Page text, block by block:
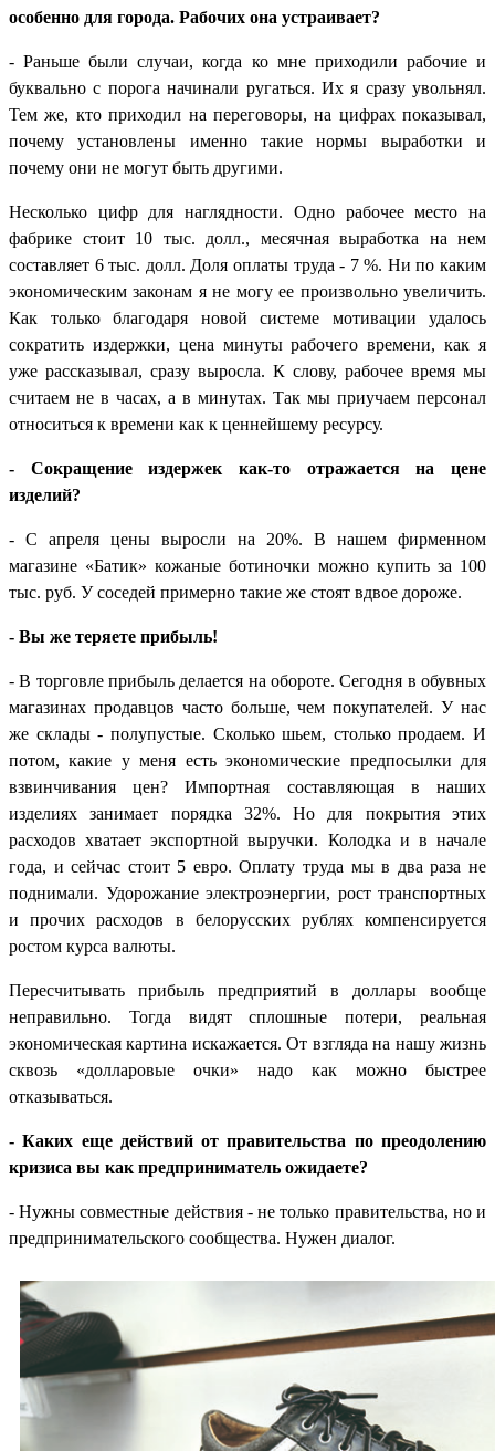
особенно для города. Рабочих она устраивает?
- Раньше были случаи, когда ко мне приходили рабочие и
буквально с порога начинали ругаться. Их я сразу увольнял.
Тем же, кто приходил на переговоры, на цифрах показывал,
почему установлены именно такие нормы выработки и
почему они не могут быть другими.
Несколько цифр для наглядности. Одно рабочее место на
фабрике стоит 10 тыс. долл., месячная выработка на нем
составляет 6 тыс. долл. Доля оплаты труда - 7 %. Ни по каким
экономическим законам я не могу ее произвольно увеличить.
Как только благодаря новой системе мотивации удалось
сократить издержки, цена минуты рабочего времени, как я
уже рассказывал, сразу выросла. К слову, рабочее время мы
считаем не в часах, а в минутах. Так мы приучаем персонал
относиться к времени как к ценнейшему ресурсу.
- Сокращение издержек как-то отражается на цене
изделий?
- С апреля цены выросли на 20%. В нашем фирменном
магазине «Батик» кожаные ботиночки можно купить за 100
тыс. руб. У соседей примерно такие же стоят вдвое дороже.
- Вы же теряете прибыль!
- В торговле прибыль делается на обороте. Сегодня в обувных
магазинах продавцов часто больше, чем покупателей. У нас
же склады - полупустые. Сколько шьем, столько продаем. И
потом, какие у меня есть экономические предпосылки для
взвинчивания цен? Импортная составляющая в наших
изделиях занимает порядка 32%. Но для покрытия этих
расходов хватает экспортной выручки. Колодка и в начале
года, и сейчас стоит 5 евро. Оплату труда мы в два раза не
поднимали. Удорожание электроэнергии, рост транспортных
и прочих расходов в белорусских рублях компенсируется
ростом курса валюты.
Пересчитывать прибыль предприятий в доллары вообще
неправильно. Тогда видят сплошные потери, реальная
экономическая картина искажается. От взгляда на нашу жизнь
сквозь «долларовые очки» надо как можно быстрее
отказываться.
- Каких еще действий от правительства по преодолению
кризиса вы как предприниматель ожидаете?
- Нужны совместные действия - не только правительства, но и
предпринимательского сообщества. Нужен диалог.